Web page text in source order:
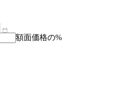
額面価格の%